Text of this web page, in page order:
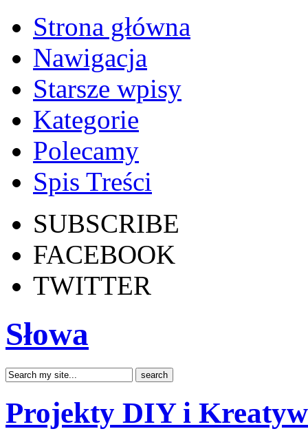
Strona główna
Nawigacja
Starsze wpisy
Kategorie
Polecamy
Spis Treści
SUBSCRIBE
FACEBOOK
TWITTER
Słowa
Projekty DIY i